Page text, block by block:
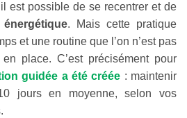
est possible de se recentrer et de
. Mais cette pratique
et une routine que l’on n’est pas
place. C’est précisément pour
guidée a été créée : maintenir
jours en moyenne, selon vos